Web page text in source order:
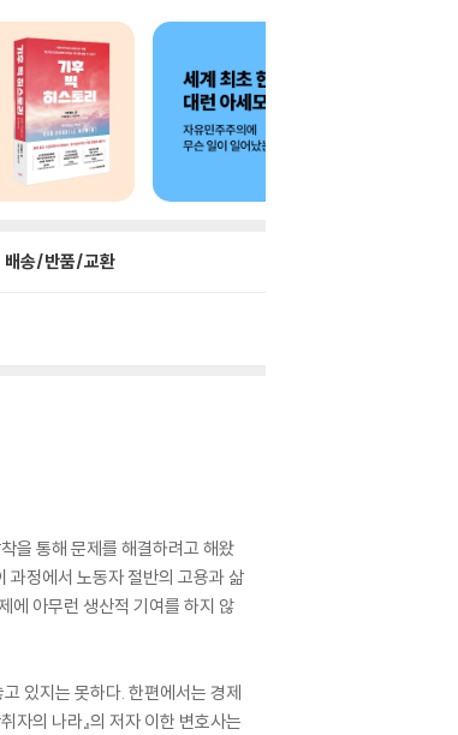
배송/반품/교환
을 통해 문제를 해결하려고 해왔
과정에서 노동자 절반의 고용과 삶
에 아무런 생산적 기여를 하지 않
있지는 못하다. 한편에서는 경제
자의 나라』의 저자 이한 변호사는